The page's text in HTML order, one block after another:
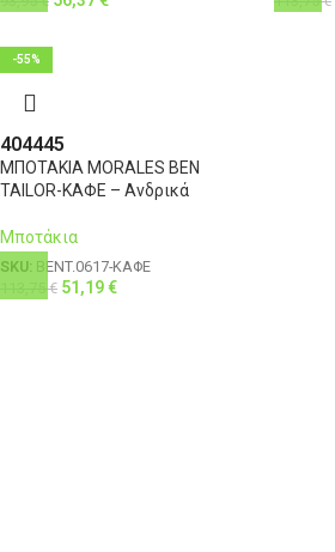
-55%
404445
ΜΠΟΤΑΚΙΑ MORALES BEN
TAILOR-ΚΑΦΕ – Ανδρικά
Μποτάκια
SKU: BENT.0617-ΚΑΦΕ
113,75€ 51,19€